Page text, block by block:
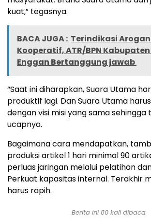
kuat,” tegasnya.
BACA JUGA : Terindikasi
Kooperatif, ATR/BPN
Enggan Bertanggung jawab
“Saat ini diharapkan, Suara Utama
produktif lagi. Dan Suara Utama
dengan visi misi yang sama sehingga
ucapnya.
Bagaimana cara mendapatkan,
produksi artikel 1 hari minimal 90
perluas jaringan melalui pelatihan
Perkuat kapasitas internal. Terakhir
harus rapih.
Berita ini 80kali dibaca